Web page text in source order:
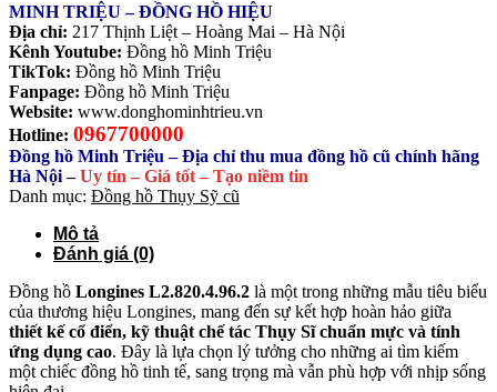
MINH TRIỆU – ĐỒNG HỒ HIỆU
Địa chỉ: 217 Thịnh Liệt – Hoàng Mai – Hà Nội
Kênh Youtube: Đồng hồ Minh Triệu
TikTok: Đồng hồ Minh Triệu
Fanpage: Đồng hồ Minh Triệu
Website: www.donghominhtrieu.vn
Hotline: 0967700000
Đồng hồ Minh Triệu – Địa chỉ thu mua đồng hồ cũ chính hãng
Hà Nội–Uy tín – Giá tốt – Tạo niềm tin
Danh mục: Đồng hồ Thụy Sỹ cũ
Mô tả
Đánh giá (0)
Đồng hồ Longines L2.820.4.96.2 là một trong những mẫu tiêu biểu
của thương hiệu Longines, mang đến sự kết hợp hoàn hảo giữa
thiết kế cổ điển, kỹ thuật chế tác Thụy Sĩ chuẩn mực và tính
ứng dụng cao. Đây là lựa chọn lý tưởng cho những ai tìm kiếm
một chiếc đồng hồ tinh tế, sang trọng mà vẫn phù hợp với nhịp sống